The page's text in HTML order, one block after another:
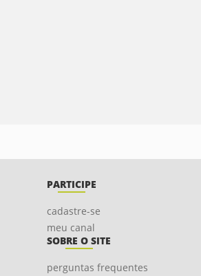
PARTICIPE
cadastre-se
meu canal
SOBRE O SITE
perguntas frequentes